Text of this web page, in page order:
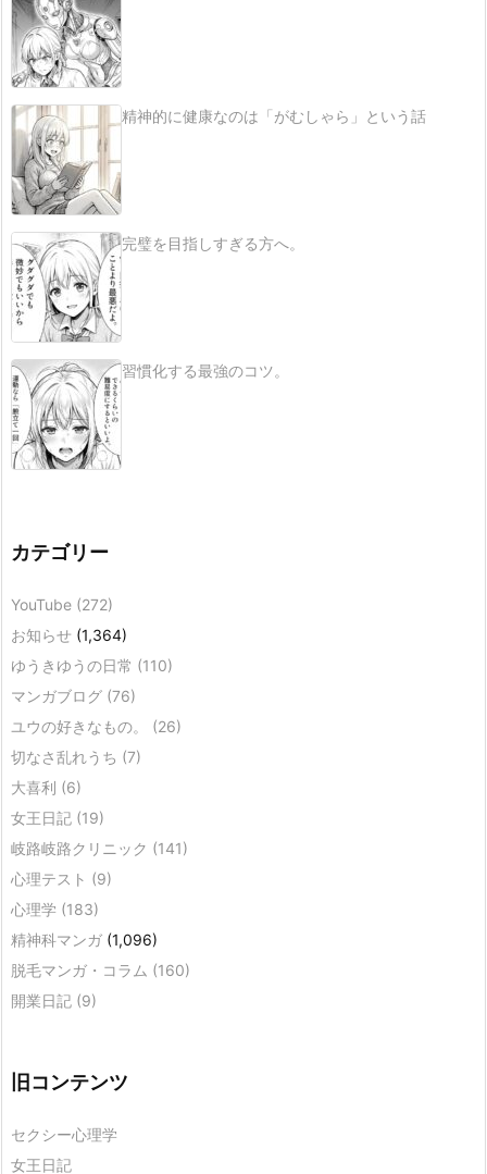
精神的に健康なのは「がむしゃら」という話
完璧を目指しすぎる方へ。
習慣化する最強のコツ。
カテゴリー
YouTube (272)
お知らせ (1,364)
ゆうきゆうの日常 (110)
マンガブログ (76)
ユウの好きなもの。 (26)
切なさ乱れうち (7)
大喜利 (6)
女王日記 (19)
岐路岐路クリニック (141)
心理テスト (9)
心理学 (183)
精神科マンガ (1,096)
脱毛マンガ・コラム (160)
開業日記 (9)
旧コンテンツ
セクシー心理学
女王日記